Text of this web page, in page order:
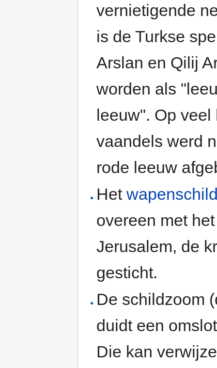
vernietigende
is de Turkse
Arslan en Qilij
worden als
leeuw". Op
vaandels werd
rode leeuw
Het
overeen met
Jerusalem, de
gesticht.
De schildzoom
duidt een
Die kan